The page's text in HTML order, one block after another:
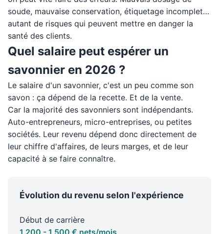
soude, mauvaise conservation, étiquetage incomplet…
autant de risques qui peuvent mettre en danger la
santé des clients.
Quel salaire peut espérer un
savonnier en 2026 ?
Le salaire d'un savonnier, c'est un peu comme son
savon : ça dépend de la recette. Et de la vente.
Car la majorité des savonniers sont indépendants.
Auto-entrepreneurs, micro-entreprises, ou petites
sociétés. Leur revenu dépend donc directement de
leur chiffre d'affaires, de leurs marges, et de leur
capacité à se faire connaître.
Évolution du revenu selon l'expérience
Début de carrière
1 200 - 1 500 € nets/mois